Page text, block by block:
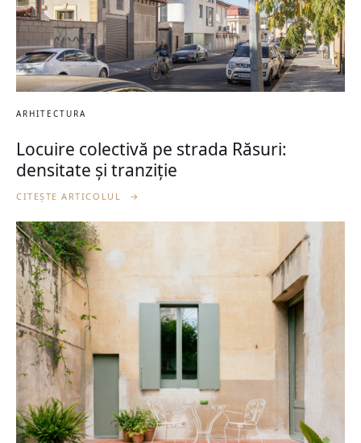
ARHITECTURA
Locuire colectivă pe strada Răsuri:
densitate și tranziție
CITEȘTE ARTICOLUL →